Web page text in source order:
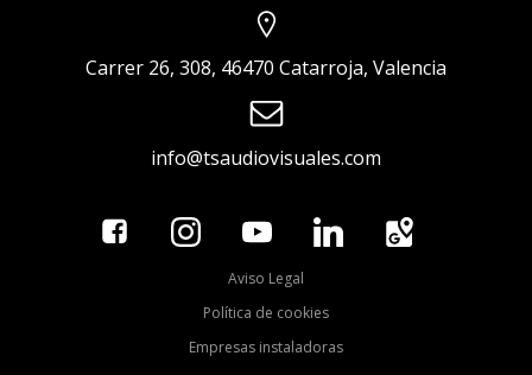
Carrer 26, 308, 46470 Catarroja, Valencia
info@tsaudiovisuales.com
Aviso Legal
Política de cookies
Empresas instaladoras